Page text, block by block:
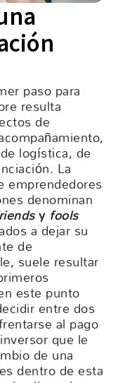
paso para
resulta
de
logística, de
La
emprendedores
denominan
yfools
a dejar su
de
suele resultar
este punto
entre dos
al pago
que le
de una
dentro de esta